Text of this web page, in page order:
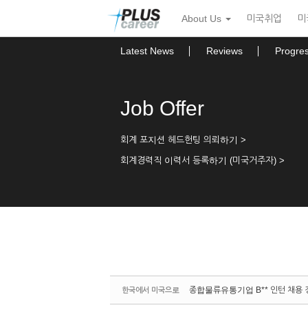
뉴
토
About Us 미국취업
Latest News Reviews
Job Offer
회계 포지션 헤드헌팅 의뢰하기 >
회계경력직 이력서 등록하기 (미국거주자) >
한국에서 미국으로 종합물류유통기업 B** 인턴 채용